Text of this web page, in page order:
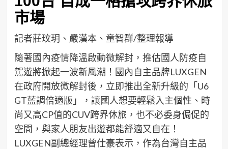
市場
記者莊玟玥、嚴漢本、童智群/整理報導
隨著國內疫情降溫啟動微解封，推估國人防疫自
駕遊將掀起一波新風潮 ！ 國內自主品牌LUXGEN
在政府開放微解封後，立即推出全新升級的「U6
GT藍調倍適版 」， 讓國人想要輕鬆入主個性、時
尚又高CP值的CUV跨界休旅 ， 也不必委身侷促的
空間， 與家人朋友出遊都能舒適又自在！
LUXGEN副總經理曾仕豪表示， 作為台灣自主品